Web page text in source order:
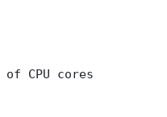
CPU cores